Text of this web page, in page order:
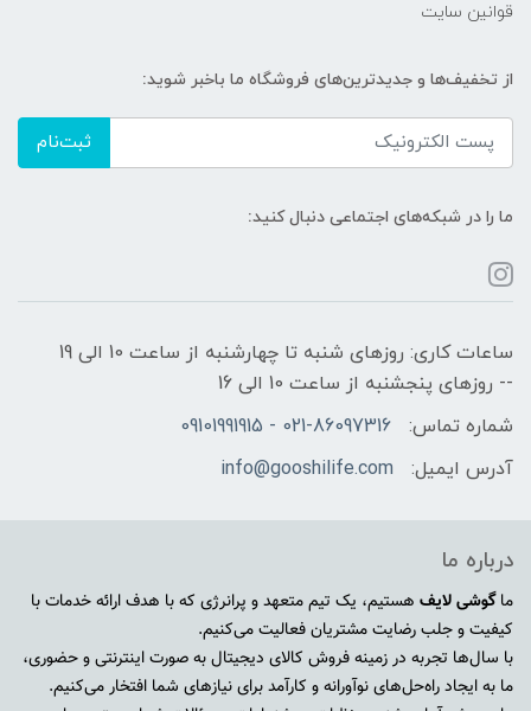
قوانین سایت
از تخفیف‌ها و جدیدترین‌های فروشگاه ما باخبر شوید:
ثبت‌نام
ما را در شبکه‌های اجتماعی دنبال کنید:
ساعات کاری: روزهای شنبه تا چهارشنبه از ساعت 10 الی 19
-- روزهای پنجشنبه از ساعت 10 الی 16
شماره تماس:
021-86097316 - 09101991915
آدرس ایمیل:
info@gooshilife.com
درباره ما
ماگوشی لایف هستیم، یک تیم متعهد و پرانرژی که با هدف ارائه خدمات با
کیفیت و جلب رضایت مشتریان فعالیت می‌کنیم.
با سال‌ها تجربه در زمینه فروش کالای دیجیتال به صورت اینترنتی و حضوری،
ما به ایجاد راه‌حل‌های نوآورانه و کارآمد برای نیازهای شما افتخار می‌کنیم.